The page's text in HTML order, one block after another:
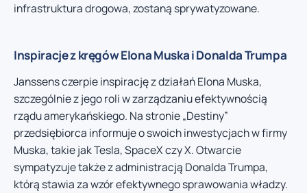
infrastruktura drogowa, zostaną sprywatyzowane.
Inspiracje z kręgów Elona Muska i Donalda Trumpa
Janssens czerpie inspirację z działań Elona Muska,
szczególnie z jego roli w zarządzaniu efektywnością
rządu amerykańskiego. Na stronie „Destiny”
przedsiębiorca informuje o swoich inwestycjach w firmy
Muska, takie jak Tesla, SpaceX czy X. Otwarcie
sympatyzuje także z administracją Donalda Trumpa,
którą stawia za wzór efektywnego sprawowania władzy.